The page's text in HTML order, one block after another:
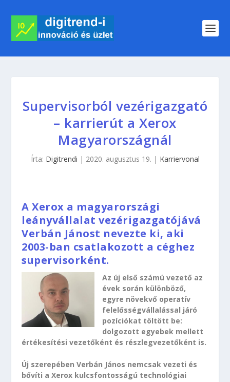
Supervisorból vezérigazgató
– karrierút a Xerox
Magyarországnál
Írta: Digitrendi | 2020. augusztus 19. | Karriervonal
A Xerox a magyarországi
leányvállalat vezérigazgatójává
Verbán Jánost nevezte ki, aki
2003-ban csatlakozott a céghez
supervisorként.
Az új első számú vezető az
évek során különböző,
egyre növekvő operatív
felelősségvállalással járó
pozíciókat töltött be:
dolgozott egyebek mellett
értékesítési vezetőként és részlegvezetőként is.
Új szerepében Verbán János nemcsak vezeti és
bővíti a Xerox kulcsfontosságú technológiai